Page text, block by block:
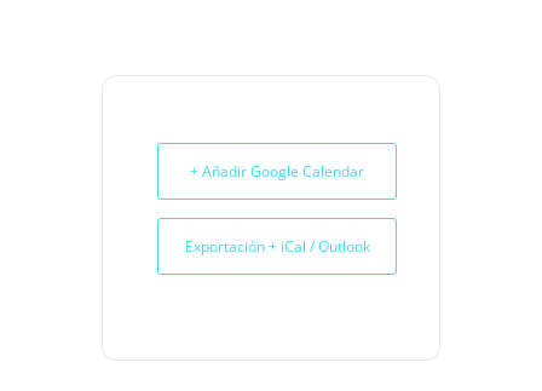
+ Añadir Google Calendar
Exportación + iCal / Outlook